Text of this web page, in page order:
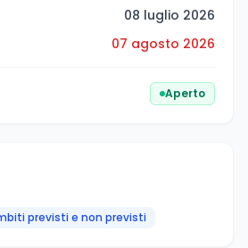
08 luglio 2026
07 agosto 2026
Aperto
previsti e non previsti